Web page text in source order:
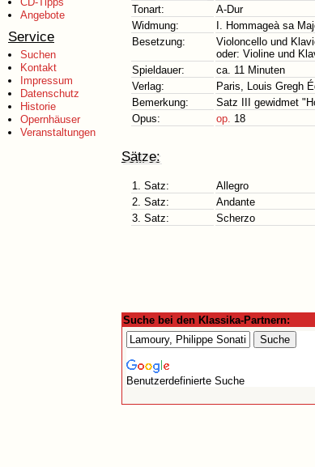
Angebote
Service
Suchen
Kontakt
Impressum
Datenschutz
Historie
Opernhäuser
Veranstaltungen
Tonart:
A-Dur
Widmung:
I. Hommageà sa
Besetzung:
Violoncello und
oder: Violine und
Spieldauer:
ca. 11 Minuten
Verlag:
Paris, Louis Gregh
Bemerkung:
Satz III gewidmet
Opus:
op. 18
Sätze:
1. Satz:
Allegro
2. Satz:
Andante
3. Satz:
Scherzo
Suche bei den Klassika-Partnern:
Benutzerdefinierte Suche